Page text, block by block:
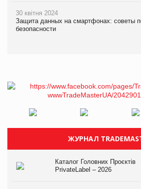
30 квітня 2024
Защита данных на смартфонах: советы
безопасности
ЖУРНАЛ
Каталог Головних Проєктів
PrivateLabel – 2026